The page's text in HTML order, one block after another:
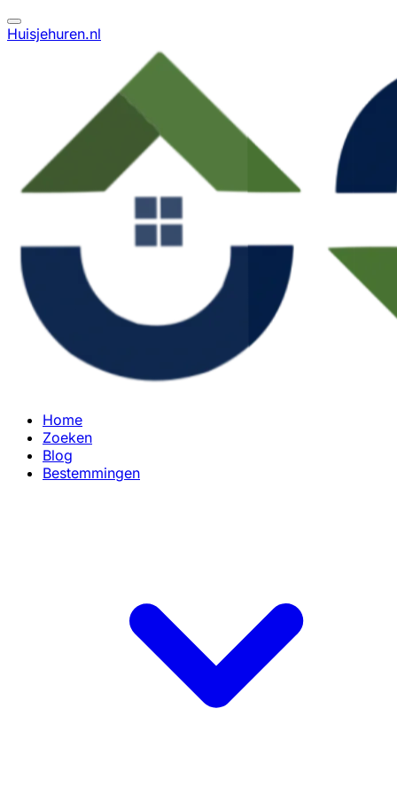
Huisjehuren.nl
Home
Zoeken
Blog
Bestemmingen